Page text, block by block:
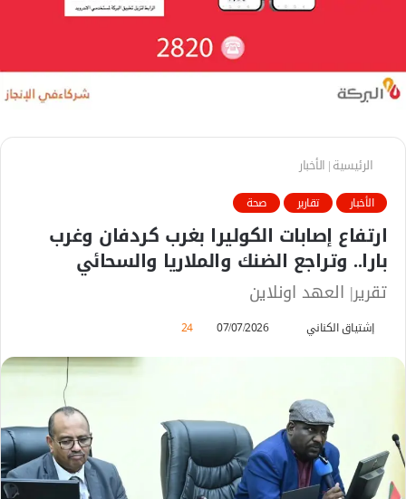
الرئيسية| الأخبار
الأخبار تقارير صحة
ارتفاع إصابات الكوليرا بغرب كردفان وغرب
بارا.. وتراجع الضنك والملاريا والسحائي
تقرير| العهد اونلاين
إشتياق الكناني
ب
ر
ي
د
07/07/2026
24